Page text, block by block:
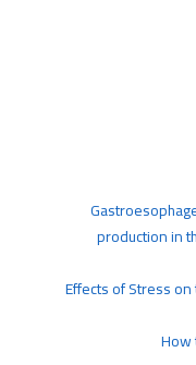
production in
Effects of Stress
How